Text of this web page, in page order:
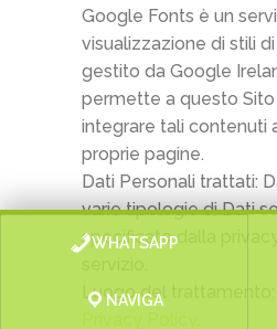
Google Fonts è un
visualizzazione di stili
gestito da Google
permette a questo Sito
integrare tali contenuti
proprie pagine.
Dati Personali trattati:
varie tipologie di Dati
specificato dalla
Luogo del
Privacy Policy
WHATSAPP
NAVIGA